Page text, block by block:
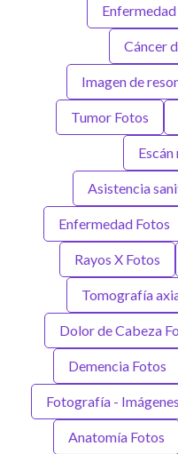
Cáncer
Imagen de
Tumor Fotos
Asistencia
Enfermedad Fotos
Rayos X Fotos
Tomografía
Dolor de Cabeza
Demencia Fotos
Fotografía -
Anatomía Fotos